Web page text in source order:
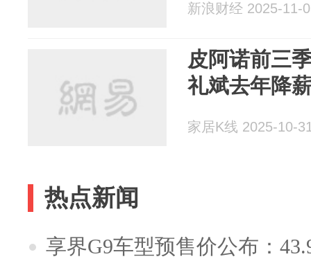
新浪财经 2025-11-
皮阿诺前三
礼斌去年降
家居K线 2025-10-
热点新闻
享界G9车型预售价公布：